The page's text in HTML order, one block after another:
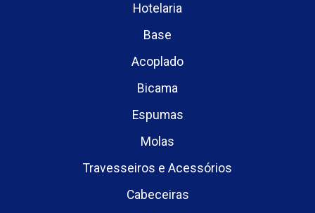
Hotelaria
Base
Acoplado
Bicama
Espumas
Molas
Travesseiros e Acessórios
Cabeceiras